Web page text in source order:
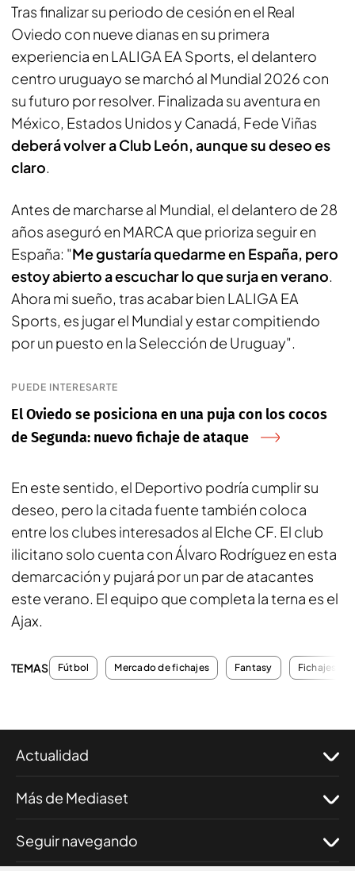
Tras finalizar su periodo de cesión en el Real
Oviedo con nueve dianas en su primera
experiencia en LALIGA EA Sports, el delantero
centro uruguayo se marchó al Mundial 2026 con
su futuro por resolver. Finalizada su aventura en
México, Estados Unidos y Canadá, Fede Viñas
deberá volver a Club León, aunque su deseo es
claro.
Antes de marcharse al Mundial, el delantero de 28
años aseguró en MARCA que prioriza seguir en
España: "Me gustaría quedarme en España, pero
estoy abierto a escuchar lo que surja en verano.
Ahora mi sueño, tras acabar bien LALIGA EA
Sports, es jugar el Mundial y estar compitiendo
por un puesto en la Selección de Uruguay".
PUEDE INTERESARTE
El Oviedo se posiciona en una puja con los cocos
de Segunda: nuevo fichaje de ataque
En este sentido, el Deportivo podría cumplir su
deseo, pero la citada fuente también coloca
entre los clubes interesados al Elche CF. El club
ilicitano solo cuenta con Álvaro Rodríguez en esta
demarcación y pujará por un par de atacantes
este verano. El equipo que completa la terna es el
Ajax.
TEMAS Fútbol Mercado de fichajes Fantasy Fichajes
Actualidad
Más de Mediaset
Seguir navegando